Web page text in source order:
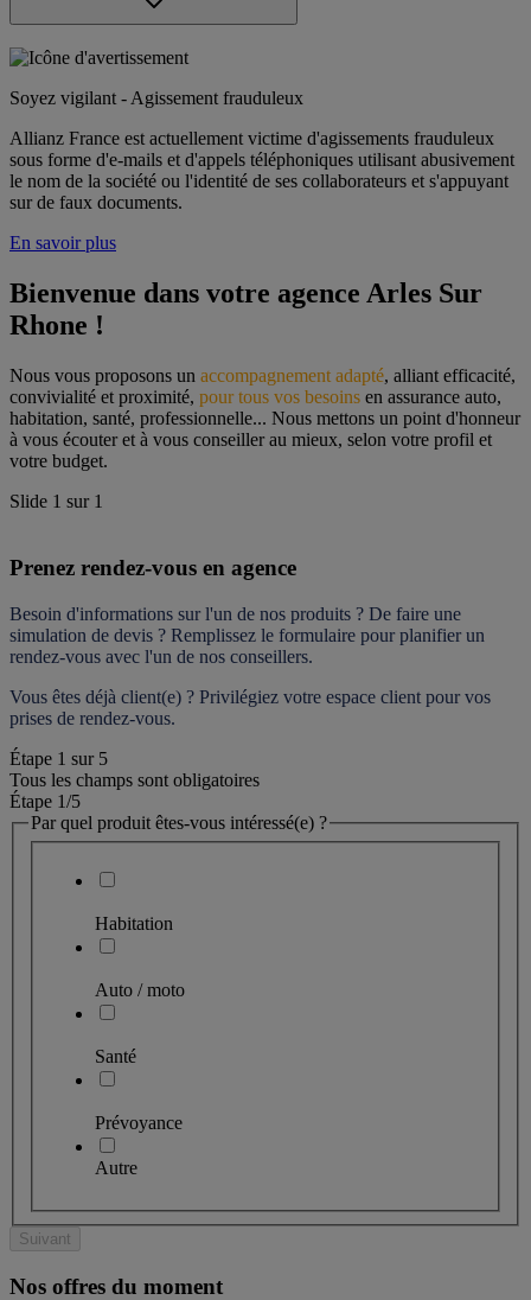
Soyez vigilant - Agissement frauduleux
Allianz France est actuellement victime d'agissements frauduleux
sous forme d'e-mails et d'appels téléphoniques utilisant abusivement
le nom de la société ou l'identité de ses collaborateurs et s'appuyant
sur de faux documents.
En savoir plus
Bienvenue dans votre agence Arles Sur
Rhone !
Nous vous proposons un accompagnement adapté, alliant efficacité,
convivialité et proximité, pour tous vos besoins en assurance auto,
habitation, santé, professionnelle... Nous mettons un point d'honneur
à vous écouter et à vous conseiller au mieux, selon votre profil et
votre budget.
Slide 1 sur 1
Prenez rendez-vous en agence
Besoin d'informations sur l'un de nos produits ? De faire une
simulation de devis ? Remplissez le formulaire pour planifier un
rendez-vous avec l'un de nos conseillers.
Vous êtes déjà client(e) ? Privilégiez votre espace client pour vos
prises de rendez-vous.
Étape 1 sur 5
Tous les champs sont obligatoires
Étape 1/5
Par quel produit êtes-vous intéressé(e) ?
Habitation
Auto / moto
Santé
Prévoyance
Autre
Suivant
Nos offres du moment